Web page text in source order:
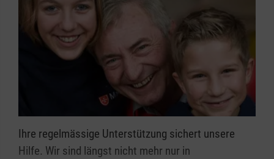
Ihre regelmässige Unterstützung sichert unsere
Hilfe. Wir sind längst nicht mehr nur in